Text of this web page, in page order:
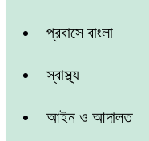
প্রবাসে বাংলা
স্বাস্থ্য
আইন ও আদালত